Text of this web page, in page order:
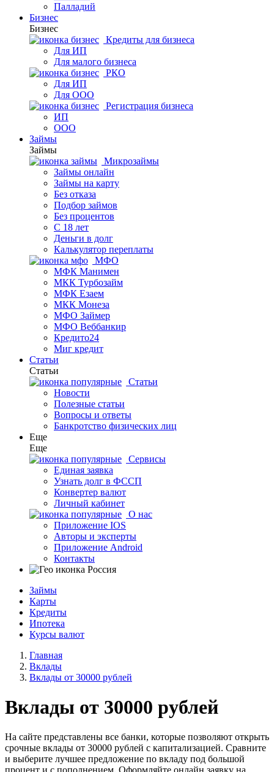
Палладий
Бизнес
Бизнес
Кредиты для бизнеса
Для ИП
Для малого бизнеса
РКО
Для ИП
Для ООО
Регистрация бизнеса
ИП
ООО
Займы
Займы
Микрозаймы
Займы онлайн
Займы на карту
Без отказа
Подбор займов
Без процентов
С 18 лет
Деньги в долг
Калькулятор переплаты
МФО
МФК Манимен
МКК Турбозайм
МФК Езаем
МКК Монеза
МФО Займер
МФО Веббанкир
Кредито24
Миг кредит
Статьи
Статьи
Статьи
Новости
Полезные статьи
Вопросы и ответы
Банкротство физических лиц
Еще
Еще
Сервисы
Единая заявка
Узнать долг в ФССП
Конвертер валют
Личный кабинет
О нас
Приложение IOS
Авторы и эксперты
Приложение Android
Контакты
Россия
Займы
Карты
Кредиты
Ипотека
Курсы валют
Главная
Вклады
Вклады от 30000 рублей
Вклады от 30000 рублей
На сайте представлены все банки, которые позволяют открыть
срочные вклады от 30000 рублей с капитализацией. Сравните
и выберите лучшее предложение по вкладу под большой